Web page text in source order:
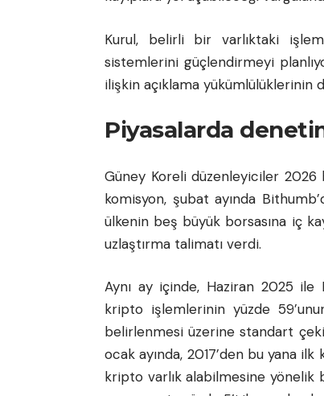
Kurul, belirli bir varlıktaki
sistemlerini güçlendirmeyi
ilişkin açıklama yükümlülüklerinin
Piyasalarda
Güney Koreli düzenleyiciler 2026
komisyon, şubat ayında
ülkenin beş büyük borsasına iç
uzlaştırma talimatı verdi.
Aynı ay içinde, Haziran 2025 ile
kripto işlemlerinin yüzde
belirlenmesi üzerine standart
ocak ayında, 2017’den bu yana ilk
kripto varlık alabilmesine yönelik